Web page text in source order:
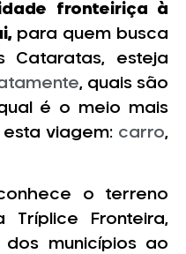
fronteiriça à
para quem busca
Cataratas, esteja
, quais são
é o meio mais
viagem: carro,
o terreno
Fronteira,
dos municípios ao